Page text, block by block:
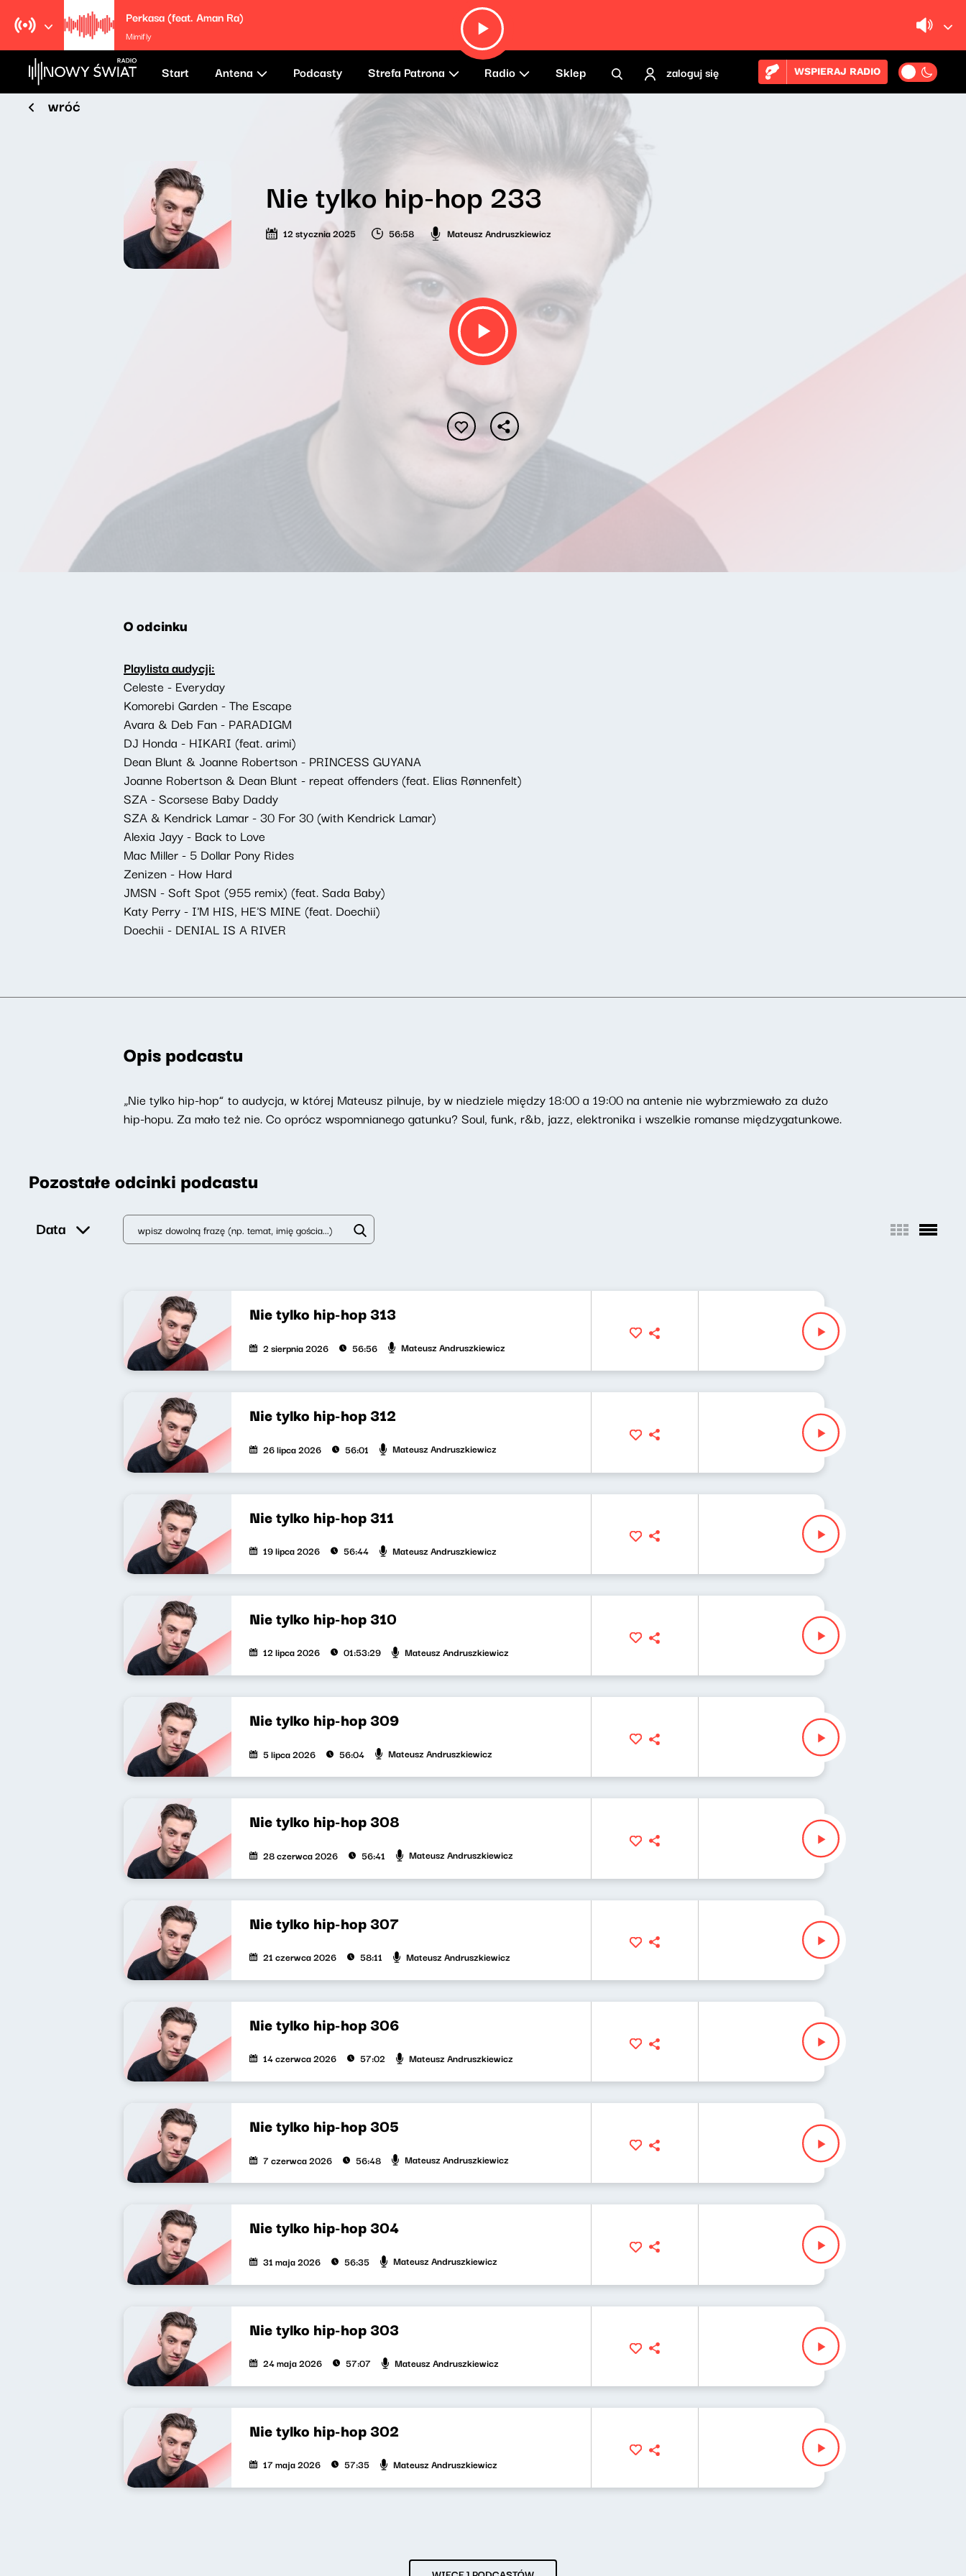
Perkasa (feat. Aman Ra)
Mimifly
Start Antena Podcasty Strefa Patrona Radio Sklep zaloguj się WSPIERAJ RADIO
wróć
Nie tylko hip-hop 233
12 stycznia 2025 56:58 Mateusz Andruszkiewicz
O odcinku
Playlista audycji:
Celeste - Everyday
Komorebi Garden - The Escape
Avara & Deb Fan - PARADIGM
DJ Honda - HIKARI (feat. arimi)
Dean Blunt & Joanne Robertson - PRINCESS GUYANA
Joanne Robertson & Dean Blunt - repeat offenders (feat. Elias Rønnenfelt)
SZA - Scorsese Baby Daddy
SZA & Kendrick Lamar - 30 For 30 (with Kendrick Lamar)
Alexia Jayy - Back to Love
Mac Miller - 5 Dollar Pony Rides
Zenizen - How Hard
JMSN - Soft Spot (955 remix) (feat. Sada Baby)
Katy Perry - I'M HIS, HE'S MINE (feat. Doechii)
Doechii - DENIAL IS A RIVER
Opis podcastu
„Nie tylko hip-hop” to audycja, w której Mateusz pilnuje, by w niedziele między 18:00 a 19:00 na antenie nie wybrzmiewało za dużo
hip-hopu. Za mało też nie. Co oprócz wspomnianego gatunku? Soul, funk, r&b, jazz, elektronika i wszelkie romanse międzygatunkowe.
Pozostałe odcinki podcastu
Data
Nie tylko hip-hop 313
2 sierpnia 2026 56:56 Mateusz Andruszkiewicz
Nie tylko hip-hop 312
26 lipca 2026 56:01 Mateusz Andruszkiewicz
Nie tylko hip-hop 311
19 lipca 2026 56:44 Mateusz Andruszkiewicz
Nie tylko hip-hop 310
12 lipca 2026 01:53:29 Mateusz Andruszkiewicz
Nie tylko hip-hop 309
5 lipca 2026 56:04 Mateusz Andruszkiewicz
Nie tylko hip-hop 308
28 czerwca 2026 56:41 Mateusz Andruszkiewicz
Nie tylko hip-hop 307
21 czerwca 2026 58:11 Mateusz Andruszkiewicz
Nie tylko hip-hop 306
14 czerwca 2026 57:02 Mateusz Andruszkiewicz
Nie tylko hip-hop 305
7 czerwca 2026 56:48 Mateusz Andruszkiewicz
Nie tylko hip-hop 304
31 maja 2026 56:35 Mateusz Andruszkiewicz
Nie tylko hip-hop 303
24 maja 2026 57:07 Mateusz Andruszkiewicz
Nie tylko hip-hop 302
17 maja 2026 57:35 Mateusz Andruszkiewicz